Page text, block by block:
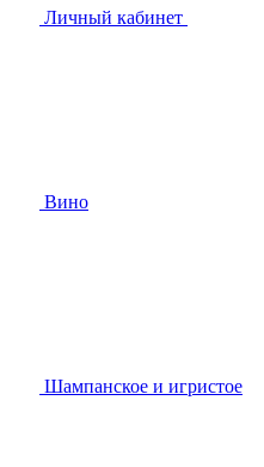
Личный кабинет
Вино
Шампанское и игристое